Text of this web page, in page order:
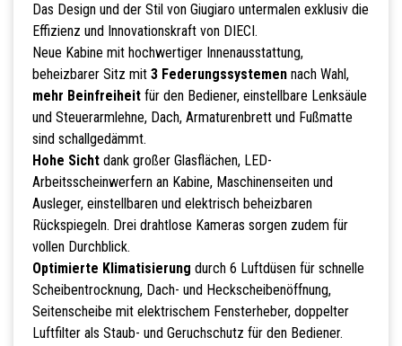
Das Design und der Stil von Giugiaro untermalen exklusiv die
Effizienz und Innovationskraft von DIECI.
Neue Kabine mit hochwertiger Innenausstattung,
beheizbarer Sitz mit 3 Federungssystemennach Wahl,
mehr Beinfreiheitfür den Bediener, einstellbare Lenksäule
und Steuerarmlehne, Dach, Armaturenbrett und Fußmatte
sind schallgedämmt.
Hohe Sichtdank großer Glasflächen, LED-
Arbeitsscheinwerfern an Kabine, Maschinenseiten und
Ausleger, einstellbaren und elektrisch beheizbaren
Rückspiegeln. Drei drahtlose Kameras sorgen zudem für
vollen Durchblick.
Optimierte Klimatisierung durch 6 Luftdüsen für schnelle
Scheibentrocknung, Dach- und Heckscheibenöffnung,
Seitenscheibe mit elektrischem Fensterheber, doppelter
Luftfilter als Staub- und Geruchschutz für den Bediener.